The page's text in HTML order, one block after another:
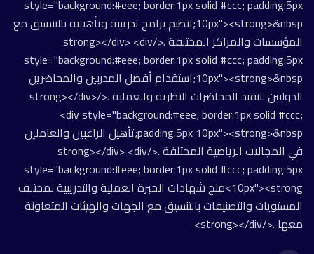
style="background:#eee; border:1px solid #ccc; padding:5px
10px"><strong>&nbsp;تنظيم برامج تدريبية وتأهيليه بالتنسيق مع
المؤسسات والمراكز المختلفة .</strong></div> <div
style="background:#eee; border:1px solid #ccc; padding:5px
10px"><strong>&nbsp;استقدام أفضل المدربين والمحاضرين
الدوليين لتنفيذ المحاضرات النظرية والعملية .</strong></div>
<div style="background:#eee; border:1px solid #ccc;
padding:5px 10px"><strong>&nbsp;تأهيل الراغبين والعاملين
في المجالات الرياضية المختلفة .</strong></div> <div
style="background:#eee; border:1px solid #ccc; padding:5px
10px"><strong>منح شهادات الخبرة العملية والتدريبية لمختلف
المستويات والتصنيفات بالتنسيق مع الجهات والهيئات المتعاونة
معها .</strong></div>